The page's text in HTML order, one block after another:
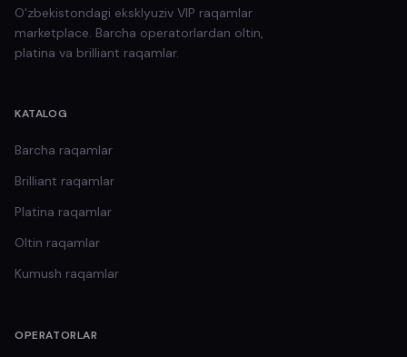
O'zbekistondagi eksklyuziv VIP raqamlar
marketplace. Barcha operatorlardan oltin,
platina va brilliant raqamlar.
KATALOG
Barcha raqamlar
Brilliant raqamlar
Platina raqamlar
Oltin raqamlar
Kumush raqamlar
OPERATORLAR